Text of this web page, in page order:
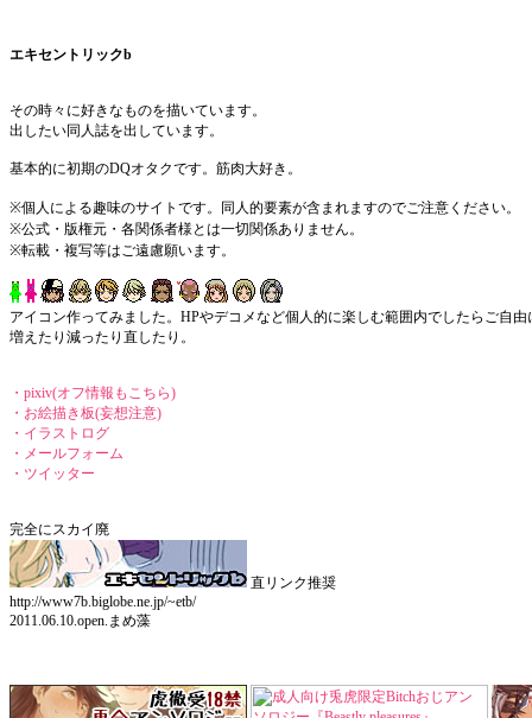
エキセントリックb
その時々に好きなものを描いています。
出したい同人誌を出しています。
基本的に初期のDQオタクです。筋肉大好き。
※個人による趣味のサイトです。同人的要素が含まれますのでご注意ください。
※公式・版権元・各関係者様とは一切関係ありません。
※転載・複写等はご遠慮願います。
アイコン作ってみました。HPやデコメなど個人的に楽しむ範囲内でしたらご自由
増えたり減ったり直したり。
・pixiv(オフ情報もこちら)
・お絵描き板(妄想注意)
・イラストログ
・メールフォーム
・ツイッター
完全にスカイ廃
直リンク推奨
http://www7b.biglobe.ne.jp/~etb/
2011.06.10.open.まめ藻